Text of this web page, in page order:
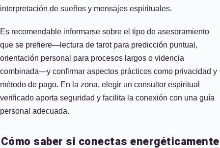
interpretación de sueños y mensajes espirituales.
Es recomendable informarse sobre el tipo de asesoramiento
que se prefiere—lectura de tarot para predicción puntual,
orientación personal para procesos largos o videncia
combinada—y confirmar aspectos prácticos como privacidad y
método de pago. En la zona, elegir un consultor espiritual
verificado aporta seguridad y facilita la conexión con una guía
personal adecuada.
Cómo saber si conectas energéticamente